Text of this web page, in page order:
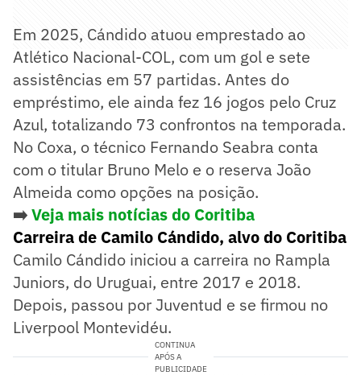
Em 2025, Cándido atuou emprestado ao
Atlético Nacional-COL, com um gol e sete
assistências em 57 partidas. Antes do
empréstimo, ele ainda fez 16 jogos pelo Cruz
Azul, totalizando 73 confrontos na temporada.
No Coxa, o técnico Fernando Seabra conta
com o titular Bruno Melo e o reserva João
Almeida como opções na posição.
➡️Veja mais notícias do Coritiba
Carreira de Camilo Cándido, alvo do Coritiba
Camilo Cándido iniciou a carreira no Rampla
Juniors, do Uruguai, entre 2017 e 2018.
Depois, passou por Juventud e se firmou no
Liverpool Montevidéu.
CONTINUA
APÓS A
PUBLICIDADE